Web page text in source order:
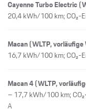
Cayenne Turbo Electric
20,4 kWh/100 km; CO₂-
Macan (WLTP,
16,7 kWh/100 km; CO₂-
Macan 4 (WLTP,
– 17,7 kWh/100 km;
A